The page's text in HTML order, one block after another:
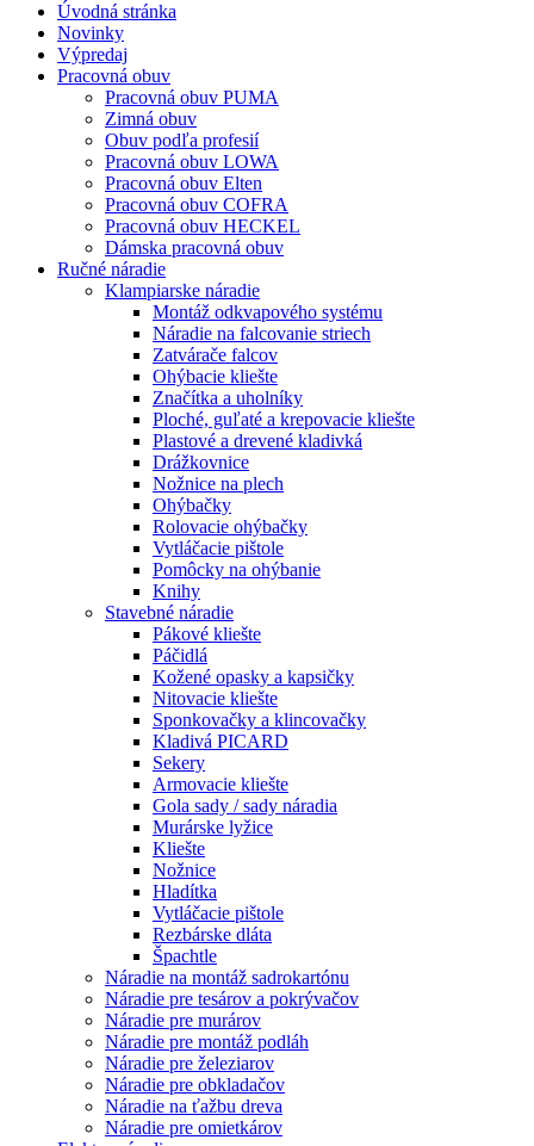
Úvodná stránka
Novinky
Výpredaj
Pracovná obuv
Pracovná obuv PUMA
Zimná obuv
Obuv podľa profesií
Pracovná obuv LOWA
Pracovná obuv Elten
Pracovná obuv COFRA
Pracovná obuv HECKEL
Dámska pracovná obuv
Ručné náradie
Klampiarske náradie
Montáž odkvapového systému
Náradie na falcovanie striech
Zatvárače falcov
Ohýbacie kliešte
Značítka a uholníky
Ploché, guľaté a krepovacie kliešte
Plastové a drevené kladivká
Drážkovnice
Nožnice na plech
Ohýbačky
Rolovacie ohýbačky
Vytláčacie pištole
Pomôcky na ohýbanie
Knihy
Stavebné náradie
Pákové kliešte
Páčidlá
Kožené opasky a kapsičky
Nitovacie kliešte
Sponkovačky a klincovačky
Kladivá PICARD
Sekery
Armovacie kliešte
Gola sady / sady náradia
Murárske lyžice
Kliešte
Nožnice
Hladítka
Vytláčacie pištole
Rezbárske dláta
Špachtle
Náradie na montáž sadrokartónu
Náradie pre tesárov a pokrývačov
Náradie pre murárov
Náradie pre montáž podláh
Náradie pre železiarov
Náradie pre obkladačov
Náradie na ťažbu dreva
Náradie pre omietkárov